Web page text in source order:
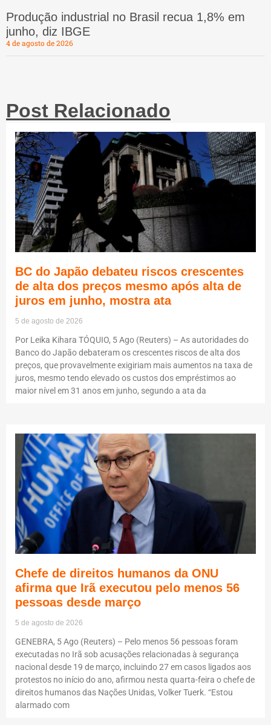
Produção industrial no Brasil recua 1,8% em
junho, diz IBGE
4 de agosto de 2026
Post Relacionado
BC do Japão debateu riscos crescentes
de alta dos preços mesmo após alta de
juros em junho, mostra ata
5 de agosto de 2026
Por Leika Kihara TÓQUIO, 5 Ago (Reuters) – As autoridades do
Banco do Japão debateram os crescentes riscos de alta dos
preços, que provavelmente exigiriam mais aumentos na taxa de
juros, mesmo tendo elevado os custos dos empréstimos ao
maior nível em 31 anos em junho, segundo a ata da
Chefe de direitos humanos da ONU
afirma que Irã executou pelo menos 56
pessoas desde março
5 de agosto de 2026
GENEBRA, 5 Ago (Reuters) – Pelo menos 56 pessoas foram
executadas no Irã sob acusações relacionadas à segurança
nacional desde 19 de março, incluindo 27 em casos ligados aos
protestos no início do ano, afirmou nesta quarta-feira o chefe de
direitos humanos das Nações Unidas, Volker Tuerk. “Estou
alarmado com